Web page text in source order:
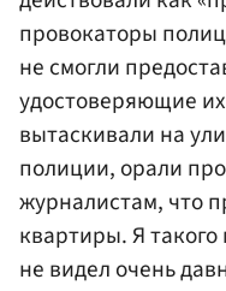
провокаторы
не смогли
удостоверяющие
вытаскивали на
полиции, орали
журналистам, что
квартиры. Я
не видел очень